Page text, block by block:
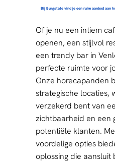
Bij Burgstate vind je een ruim aanbod aan
Of je nu een intiem
openen, een stijlvol
een trendy bar in
perfecte ruimte voor
Onze horecapanden
strategische locaties,
verzekerd bent van
zichtbaarheid en een
potentiële klanten.
voordelige opties
oplossing die aansluit